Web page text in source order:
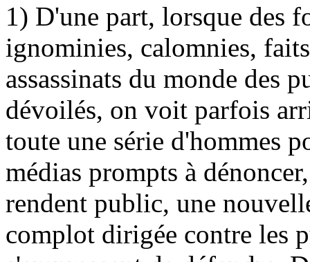
1) D'une part, lorsque des
ignominies, calomnies,
assassinats du monde des
dévoilés, on voit parfois
toute une série d'hommes
médias prompts à
rendent public, une
complot dirigée contre les